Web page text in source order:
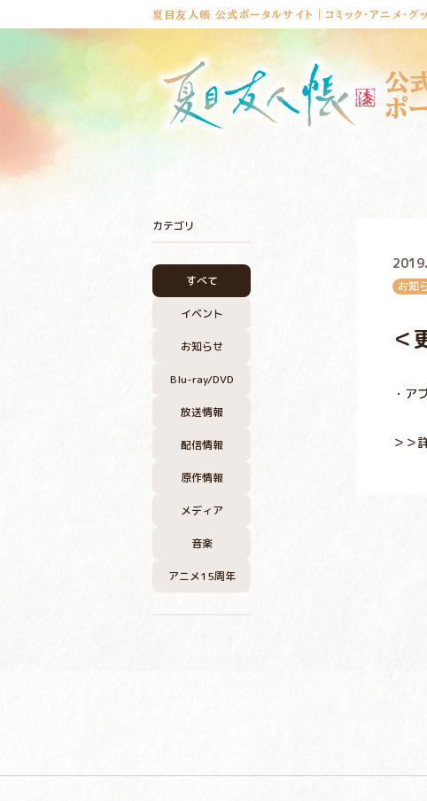
夏目友人帳 公式ポータルサイト｜コミック・アニメ・グ
公
ポ
カテゴリ
すべて
イベント
お知らせ
Blu-ray/DVD
放送情報
配信情報
原作情報
メディア
音楽
アニメ15周年
お知
＜
・ア
＞＞